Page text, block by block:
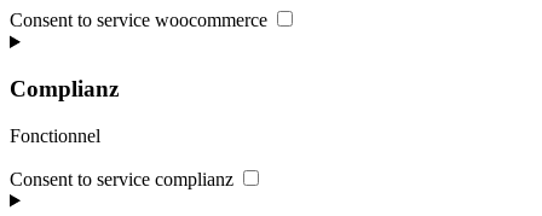
Consent to service woocommerce
Complianz
Fonctionnel
Consent to service complianz